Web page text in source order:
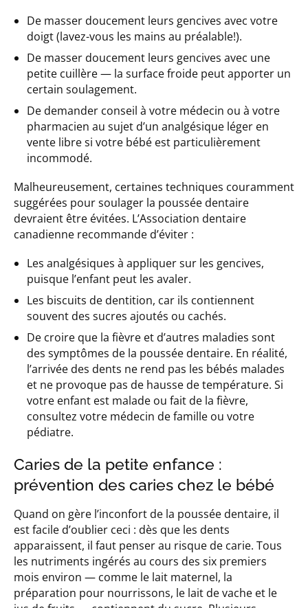
De masser doucement leurs gencives avec votre
doigt (lavez-vous les mains au préalable!).
De masser doucement leurs gencives avec une
petite cuillère — la surface froide peut apporter un
certain soulagement.
De demander conseil à votre médecin ou à votre
pharmacien au sujet d’un analgésique léger en
vente libre si votre bébé est particulièrement
incommodé.
Malheureusement, certaines techniques couramment
suggérées pour soulager la poussée dentaire
devraient être évitées. L’Association dentaire
canadienne recommande d’éviter :
Les analgésiques à appliquer sur les gencives,
puisque l’enfant peut les avaler.
Les biscuits de dentition, car ils contiennent
souvent des sucres ajoutés ou cachés.
De croire que la fièvre et d’autres maladies sont
des symptômes de la poussée dentaire. En réalité,
l’arrivée des dents ne rend pas les bébés malades
et ne provoque pas de hausse de température. Si
votre enfant est malade ou fait de la fièvre,
consultez votre médecin de famille ou votre
pédiatre.
Caries de la petite enfance :
prévention des caries chez le bébé
Quand on gère l’inconfort de la poussée dentaire, il
est facile d’oublier ceci : dès que les dents
apparaissent, il faut penser au risque de carie. Tous
les nutriments ingérés au cours des six premiers
mois environ — comme le lait maternel, la
préparation pour nourrissons, le lait de vache et le